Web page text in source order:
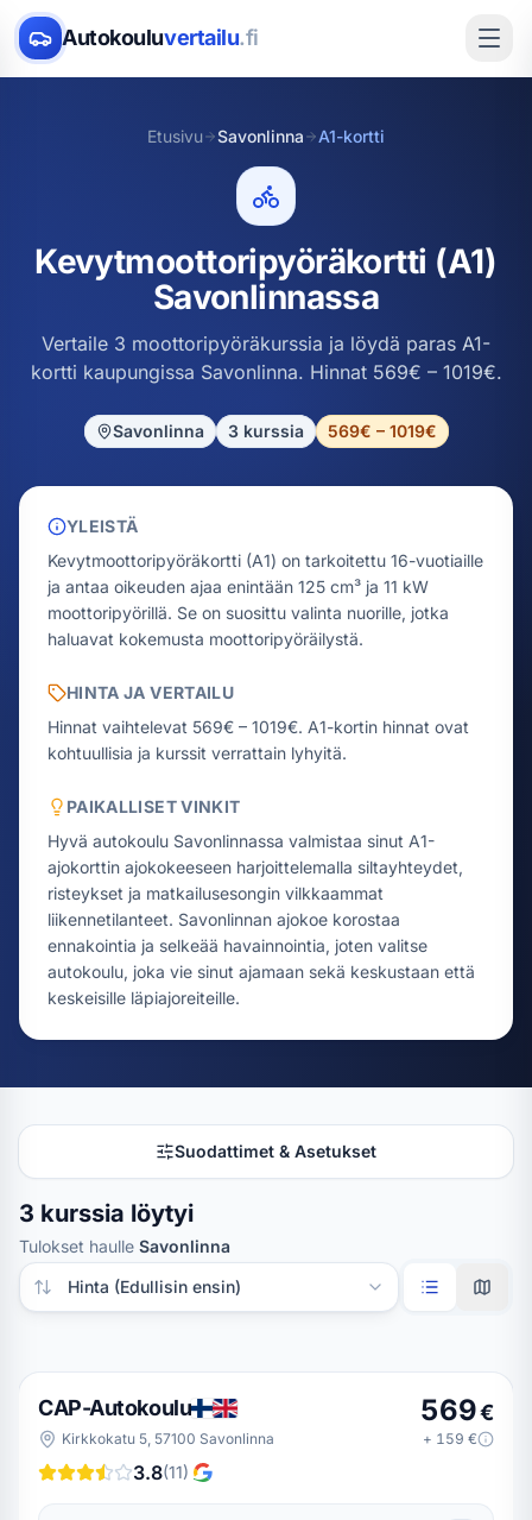
Autokouluvertailu.fi
Etusivu Savonlinna A1-kortti
Kevytmoottoripyöräkortti (A1)
Savonlinnassa
Vertaile 3 moottoripyöräkurssia ja löydä paras A1-
kortti kaupungissa Savonlinna. Hinnat 569€ – 1019€.
Savonlinna 3kurssia 569€ – 1019€
YLEISTÄ
Kevytmoottoripyöräkortti (A1) on tarkoitettu 16-vuotiaille
ja antaa oikeuden ajaa enintään 125 cm³ ja 11 kW
moottoripyörillä. Se on suosittu valinta nuorille, jotka
haluavat kokemusta moottoripyöräilystä.
HINTA JA VERTAILU
Hinnat vaihtelevat 569€ – 1019€. A1-kortin hinnat ovat
kohtuullisia ja kurssit verrattain lyhyitä.
PAIKALLISET VINKIT
Hyvä autokoulu Savonlinnassa valmistaa sinut A1-
ajokorttin ajokokeeseen harjoittelemalla siltayhteydet,
risteykset ja matkailusesongin vilkkaammat
liikennetilanteet. Savonlinnan ajokoe korostaa
ennakointia ja selkeää havainnointia, joten valitse
autokoulu, joka vie sinut ajamaan sekä keskustaan että
keskeisille läpiajoreiteille.
Suodattimet & Asetukset
3 kurssia löytyi
Tulokset haulle Savonlinna
Järjestä tulokset
CAP-Autokoulu
Kirkkokatu 5, 57100 Savonlinna
3.8(11)
569€
+ 159 €